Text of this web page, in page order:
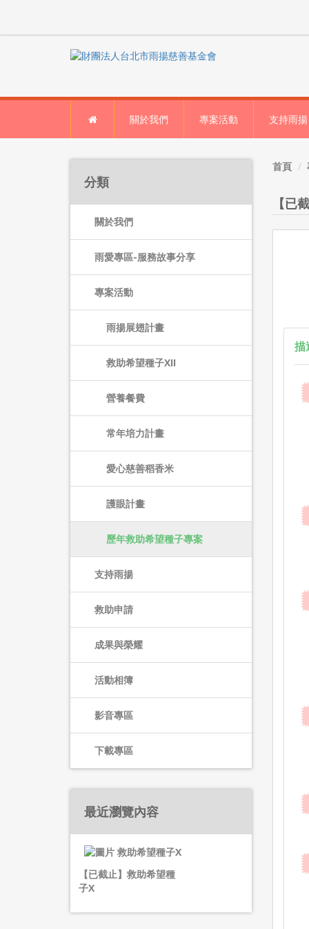
關於我們 專案活動 支持雨揚
分類
關於我們
雨愛專區-服務故事分享
專案活動
雨揚展翅計畫
救助希望種子XII
營養餐費
常年培力計畫
愛心慈善稻香米
護眼計畫
歷年救助希望種子專案
支持雨揚
救助申請
成果與榮耀
活動相簿
影音專區
下載專區
最近瀏覽內容
【已截止】救助希望種
子X
首頁
【已
描